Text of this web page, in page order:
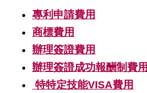
專利申請費用
商標費用
辦理簽證費用
辦理簽證成功報酬制費用
特特定技能VISA費用